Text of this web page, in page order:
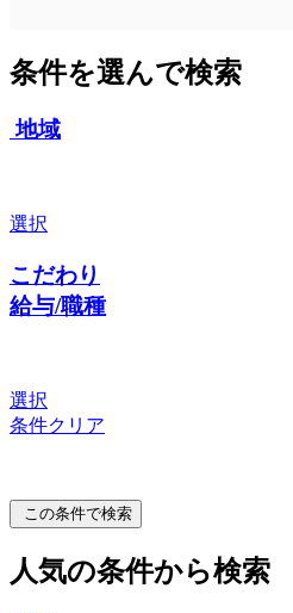
条件を選んで検索
地域
選択
こだわり
給与/職種
選択
条件クリア
この条件で検索
人気の条件から検索